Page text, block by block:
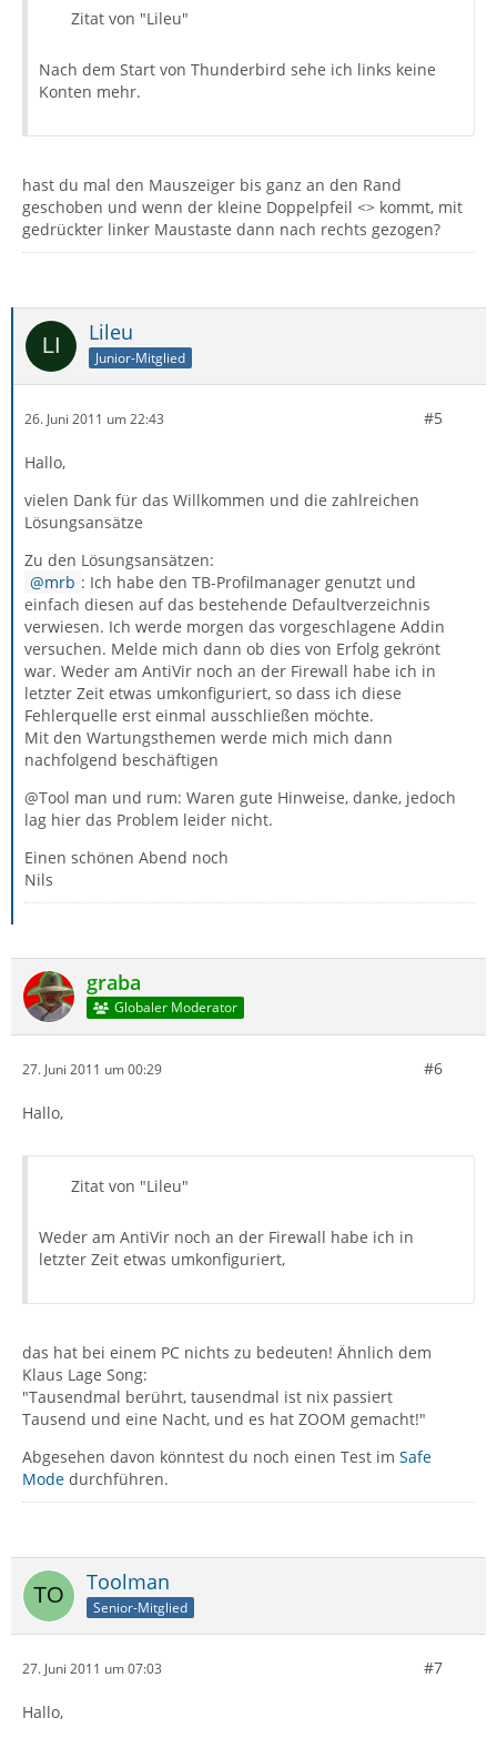
Zitat von "Lileu"
Nach dem Start von Thunderbird sehe ich links keine
Konten mehr.
hast du mal den Mauszeiger bis ganz an den Rand
geschoben und wenn der kleine Doppelpfeil <> kommt, mit
gedrückter linker Maustaste dann nach rechts gezogen?
Lileu
Junior-Mitglied
26. Juni 2011 um 22:43 #5
Hallo,
vielen Dank für das Willkommen und die zahlreichen
Lösungsansätze
Zu den Lösungsansätzen:
mrb : Ich habe den TB-Profilmanager genutzt und
einfach diesen auf das bestehende Defaultverzeichnis
verwiesen. Ich werde morgen das vorgeschlagene Addin
versuchen. Melde mich dann ob dies von Erfolg gekrönt
war. Weder am AntiVir noch an der Firewall habe ich in
letzter Zeit etwas umkonfiguriert, so dass ich diese
Fehlerquelle erst einmal ausschließen möchte.
Mit den Wartungsthemen werde mich mich dann
nachfolgend beschäftigen
@Tool man und rum: Waren gute Hinweise, danke, jedoch
lag hier das Problem leider nicht.
Einen schönen Abend noch
Nils
graba
Globaler Moderator
27. Juni 2011 um 00:29 #6
Hallo,
Zitat von "Lileu"
Weder am AntiVir noch an der Firewall habe ich in
letzter Zeit etwas umkonfiguriert,
das hat bei einem PC nichts zu bedeuten! Ähnlich dem
Klaus Lage Song:
"Tausendmal berührt, tausendmal ist nix passiert
Tausend und eine Nacht, und es hat ZOOM gemacht!"
Abgesehen davon könntest du noch einen Test im Safe
Mode durchführen.
Toolman
Senior-Mitglied
27. Juni 2011 um 07:03 #7
Hallo,